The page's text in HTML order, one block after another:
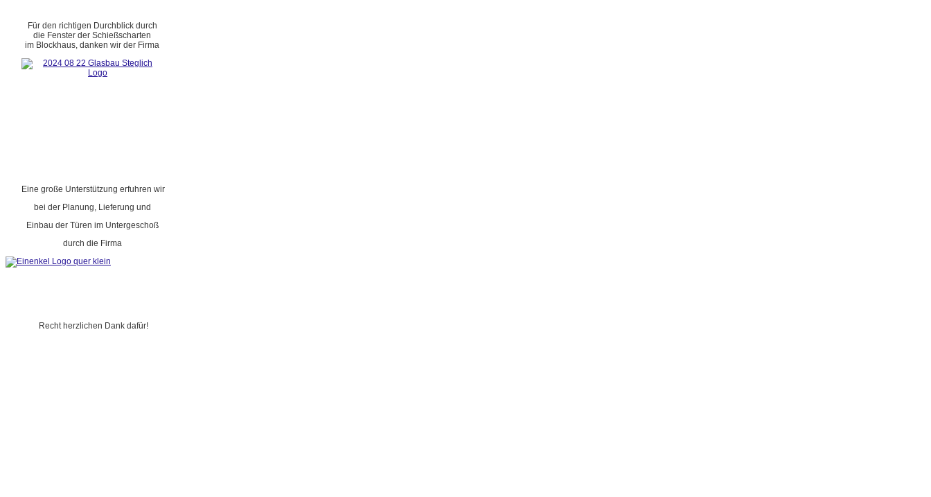
Für den richtigen Durchblick durch
die Fenster der Schießscharten
im Blockhaus, danken wir der Firma
Eine große Unterstützung erfuhren wir
bei der Planung, Lieferung und
Einbau der Türen im Untergeschoß
durch die Firma
Recht herzlichen Dank dafür!